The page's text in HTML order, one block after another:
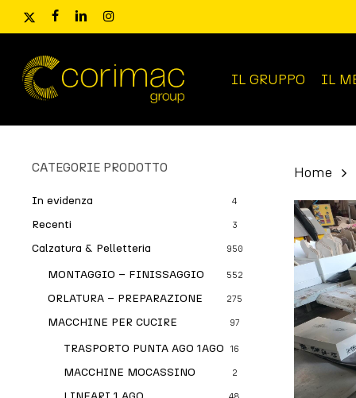
Skip
content
x-
facebooklinkedininstagram
Ricerca
prodotti
IL GRUPPO IL
CATEGORIE PRODOTTO
In evidenza 4
Recenti 3
Calzatura & Pelletteria 950
MONTAGGIO – FINISSAGGIO 552
ORLATURA – PREPARAZIONE 275
MACCHINE PER CUCIRE 97
TRASPORTO PUNTA AGO 1AGO 16
MACCHINE MOCASSINO 2
Home